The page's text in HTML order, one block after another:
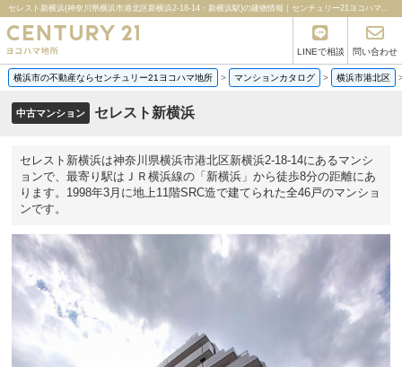
セレスト新横浜(神奈川県横浜市港北区新横浜2-18-14・新横浜駅)の建物情報｜センチュリー21ヨコハマ地所
LINEで相談 問い合わせ
横浜市の不動産ならセンチュリー21ヨコハマ地所 > マンションカタログ > 横浜市港北区
中古マンション セレスト新横浜
セレスト新横浜は神奈川県横浜市港北区新横浜2-18-14にあるマンシ
ョンで、最寄り駅はＪＲ横浜線の「新横浜」から徒歩8分の距離にあ
ります。1998年3月に地上11階SRC造で建てられた全46戸のマンショ
ンです。